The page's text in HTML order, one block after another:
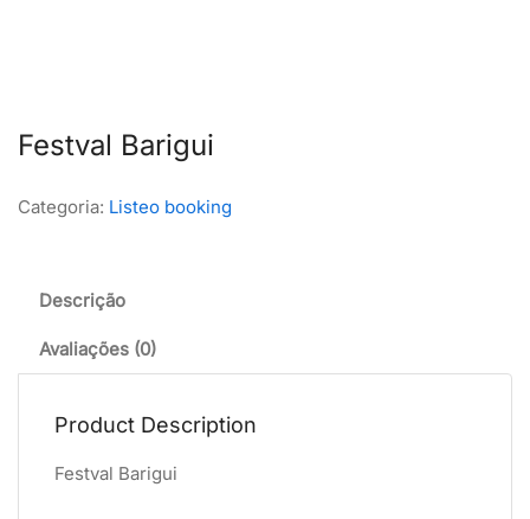
Festval Barigui
Categoria: Listeo booking
Descrição
Avaliações (0)
Product Description
Festval Barigui